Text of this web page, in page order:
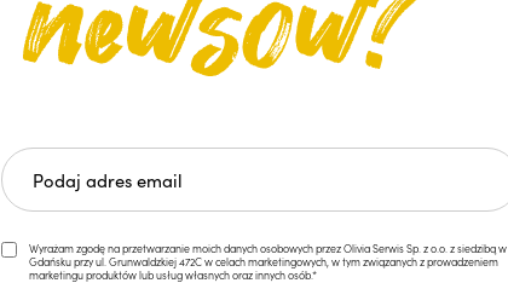
Wyrażam zgodę na przetwarzanie moich danych osobowych przez Olivia Serwis Sp. z o.o. z siedzibą w
Gdańsku przy ul. Grunwaldzkiej 472C w celach marketingowych, w tym związanych z prowadzeniem
marketingu produktów lub usług własnych oraz innych osób.*